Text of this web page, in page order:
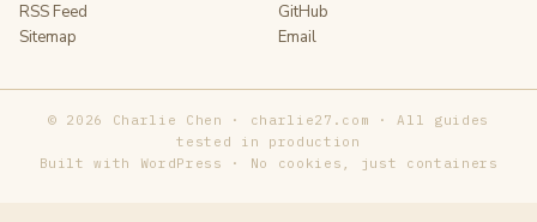
RSS Feed
Sitemap
GitHub
Email
© 2026 Charlie Chen · charlie27.com · All guides
tested in production
Built with WordPress · No cookies, just containers